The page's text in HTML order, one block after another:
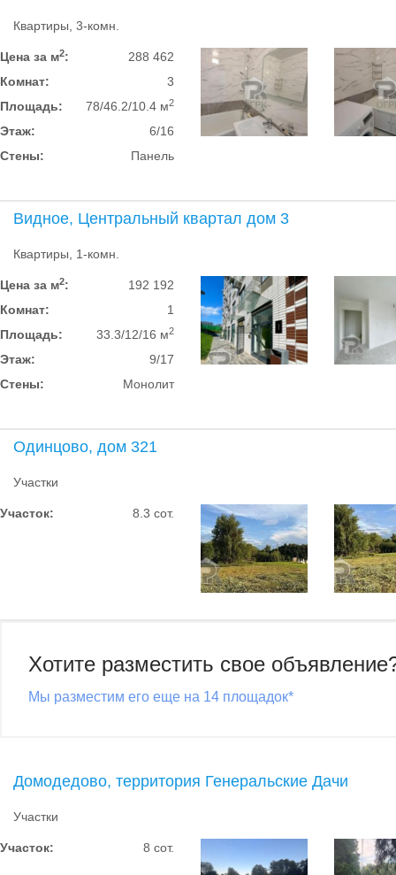
Квартиры, 3-комн.
Цена за м2:
288 462
Комнат:
3
Площадь:
78/46.2/10.4 м2
Этаж:
6/16
Стены:
Панель
Видное, Центральный квартал дом 3
Квартиры, 1-комн.
Цена за м2:
192 192
Комнат:
1
Площадь:
33.3/12/16 м2
Этаж:
9/17
Стены:
Монолит
Одинцово, дом 321
Участки
Участок: 8.3 сот.
Хотите разместить свое
Мы разместим его еще на 14 площадок*
Домодедово, территория Генеральские Дачи
Участки
Участок: 8 сот.